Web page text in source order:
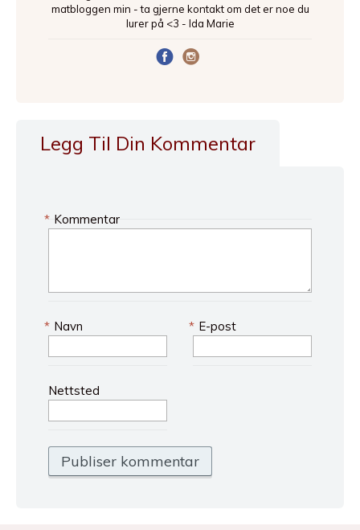
matbloggen min - ta gjerne kontakt om det er noe du
lurer på <3 - Ida Marie
Legg Til Din Kommentar
Kommentar
*
Navn
* E-post
*
Nettsted